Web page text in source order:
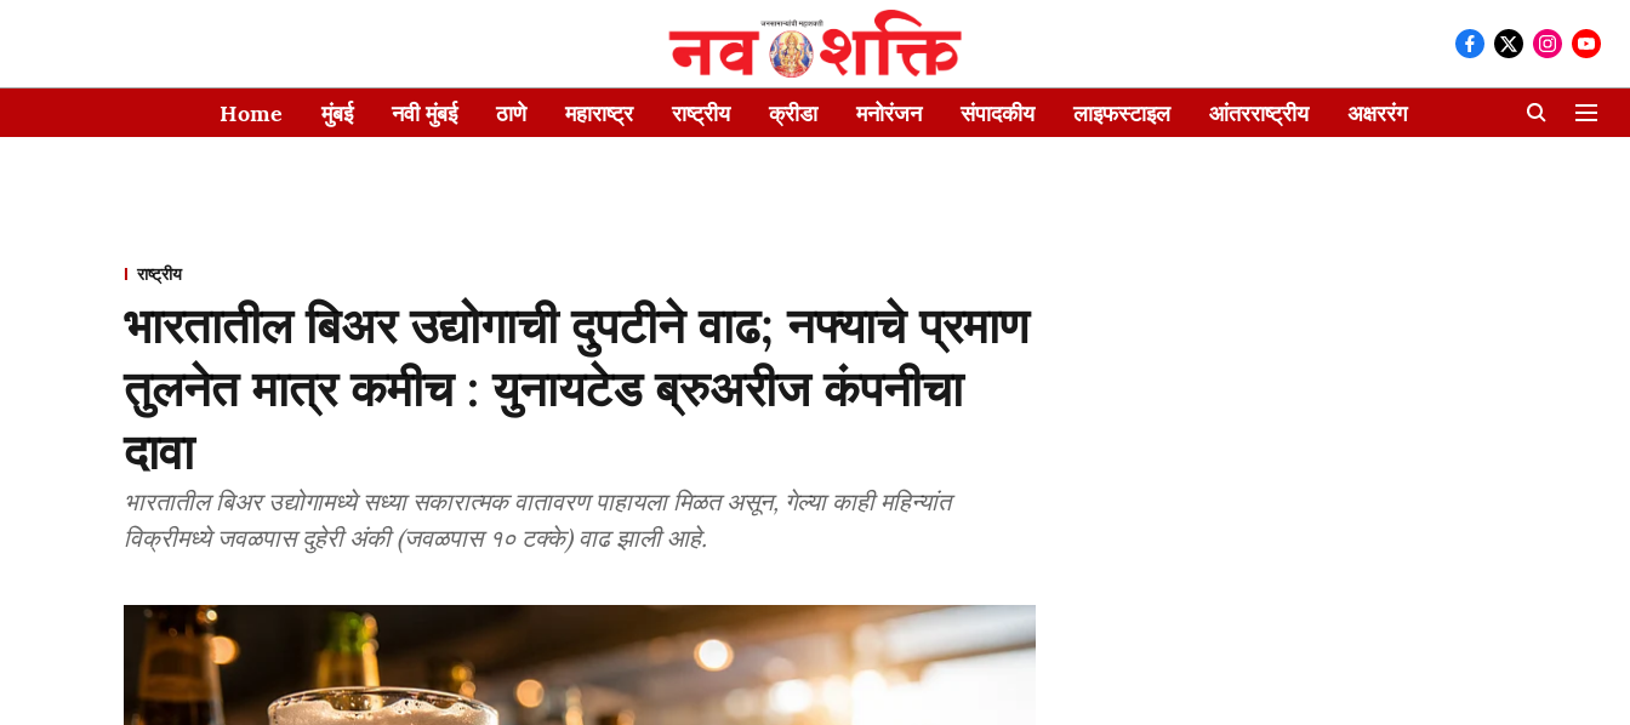
Home मुंबई नवी मुंबई ठाणे महाराष्ट्र राष्ट्रीय क्रीडा मनोरंजन संपादकीय लाइफस्टाइल आंतरराष्ट्रीय अक्षररंग
राष्ट्रीय
भारतातील बिअर उद्योगाची दुपटीने वाढ; नफ्याचे प्रमाण
तुलनेत मात्र कमीच : युनायटेड ब्रुअरीज कंपनीचा
दावा
भारतातील बिअर उद्योगामध्ये सध्या सकारात्मक वातावरण पाहायला मिळत असून, गेल्या काही महिन्यांत
विक्रीमध्ये जवळपास दुहेरी अंकी (जवळपास १० टक्के) वाढ झाली आहे.